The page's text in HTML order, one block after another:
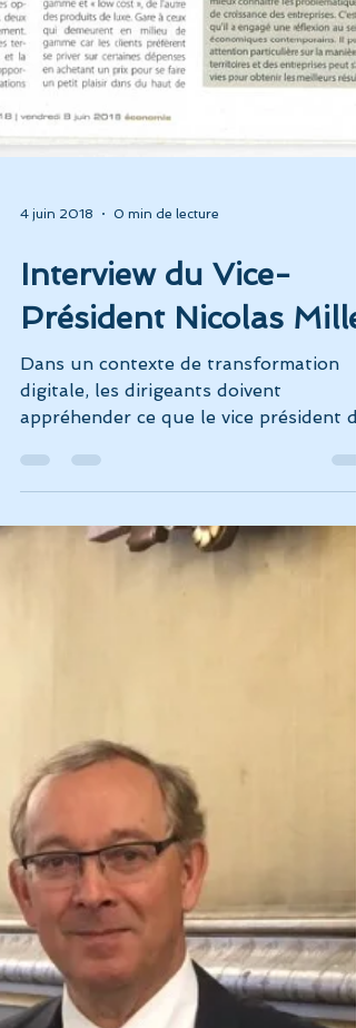
4 juin 2018 0 min de lecture
Interview du Vice-
Président Nicolas
Dans un contexte de transformation
la SEPL nome "l'effet diabolo"